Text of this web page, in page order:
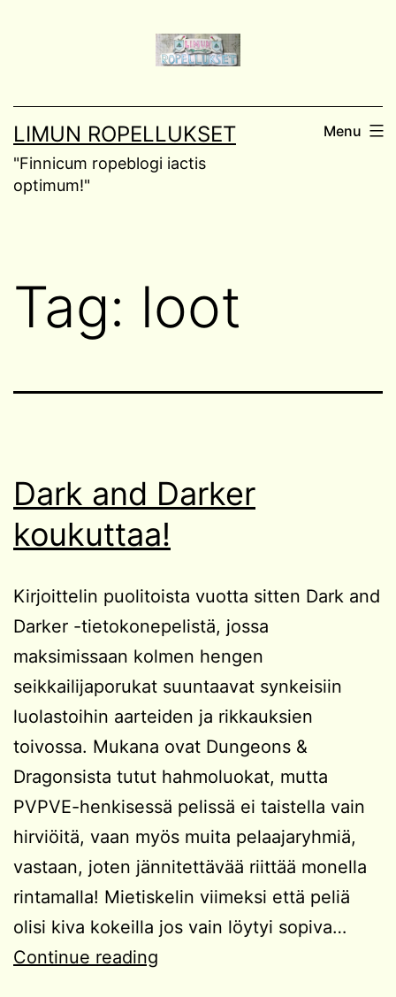
LIMUN ROPELLUKSET
"Finnicum ropeblogi iactis
optimum!"
Menu
Tag: loot
Dark and Darker
koukuttaa!
Kirjoittelin puolitoista vuotta sitten Dark and
Darker -tietokonepelistä, jossa
maksimissaan kolmen hengen
seikkailijaporukat suuntaavat synkeisiin
luolastoihin aarteiden ja rikkauksien
toivossa. Mukana ovat Dungeons &
Dragonsista tutut hahmoluokat, mutta
PVPVE-henkisessä pelissä ei taistella vain
hirviöitä, vaan myös muita pelaajaryhmiä,
vastaan, joten jännitettävää riittää monella
rintamalla! Mietiskelin viimeksi että peliä
olisi kiva kokeilla jos vain löytyi sopiva…
Continue reading